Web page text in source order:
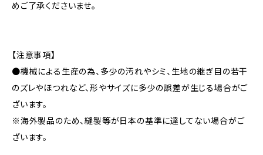
めご了承くださいませ。
【注意事項】
●機械による生産の為、多少の汚れやシミ、生地の継ぎ目の若干
のズレやほつれなど、形やサイズに多少の誤差が生じる場合がご
ざいます。
※海外製品のため、縫製等が日本の基準に達してない場合がご
ざいます。